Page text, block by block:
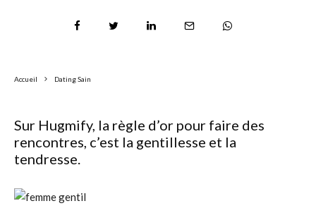
Accueil Dating Sain
Sur Hugmify, la règle d’or pour faire des
rencontres, c’est la gentillesse et la
tendresse.